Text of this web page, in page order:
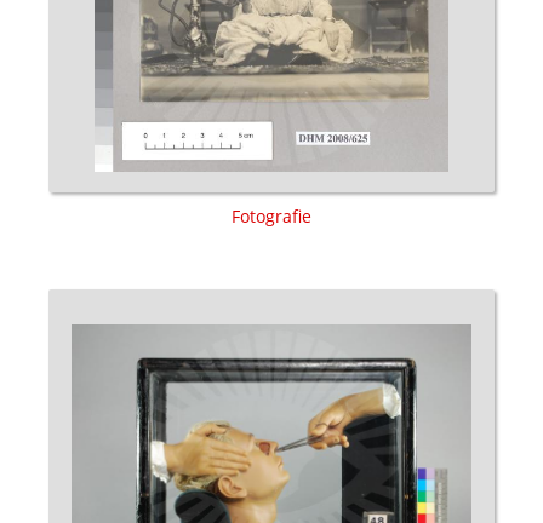
Fotografie